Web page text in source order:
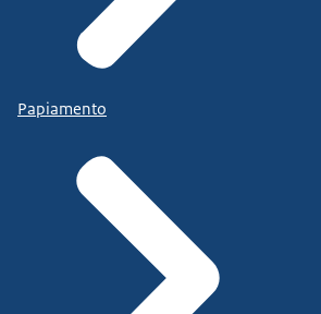
Papiamento